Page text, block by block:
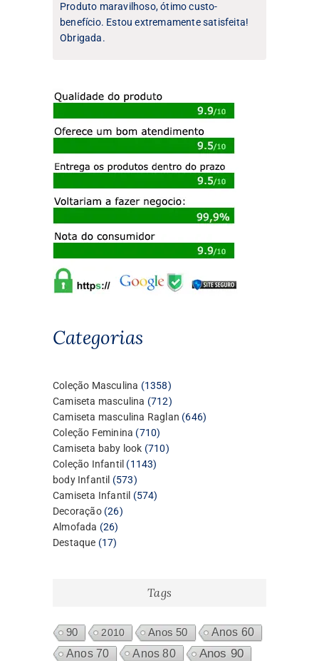
Produto maravilhoso, ótimo custo-
benefício. Estou extremamente satisfeita!
Obrigada.
Categorias
Coleção Masculina 13581358
produtos
Camiseta masculina 712712
produtos
Camiseta masculina Raglan 646646
Coleção Feminina 710710
produtos
Camiseta baby look 710710
Coleção Infantil 11431143
body Infantil 573573
produtos
Camiseta Infantil 574574
Decoração 2626
Almofada 2626
produtos
Destaque 1717
Tags
90 2010 Anos 50
Anos 60
Anos 70
Anos 80 Anos 90